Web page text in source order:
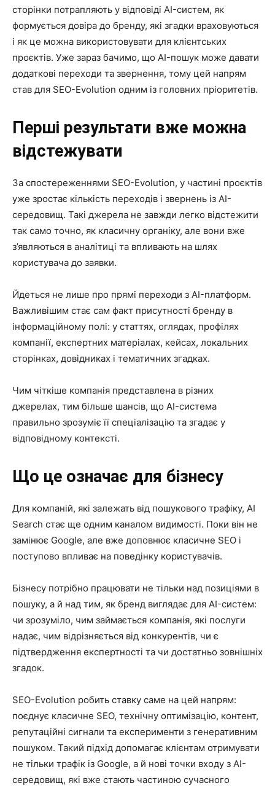
сторінки потрапляють у відповіді AI-систем, як
формується довіра до бренду, які згадки враховуються
і як це можна використовувати для клієнтських
проєктів. Уже зараз бачимо, що AI-пошук може давати
додаткові переходи та звернення, тому цей напрям
став для SEO-Evolution одним із головних пріоритетів.
Перші результати вже можна
відстежувати
За спостереженнями SEO-Evolution, у частині проєктів
уже зростає кількість переходів і звернень із AI-
середовищ. Такі джерела не завжди легко відстежити
так само точно, як класичну органіку, але вони вже
з’являються в аналітиці та впливають на шлях
користувача до заявки.
Йдеться не лише про прямі переходи з AI-платформ.
Важливішим стає сам факт присутності бренду в
інформаційному полі: у статтях, оглядах, профілях
компанії, експертних матеріалах, кейсах, локальних
сторінках, довідниках і тематичних згадках.
Чим чіткіше компанія представлена в різних
джерелах, тим більше шансів, що AI-система
правильно зрозуміє її спеціалізацію та згадає у
відповідному контексті.
Що це означає для бізнесу
Для компаній, які залежать від пошукового трафіку, AI
Search стає ще одним каналом видимості. Поки він не
замінює Google, але вже доповнює класичне SEO і
поступово впливає на поведінку користувачів.
Бізнесу потрібно працювати не тільки над позиціями в
пошуку, а й над тим, як бренд виглядає для AI-систем:
чи зрозуміло, чим займається компанія, які послуги
надає, чим відрізняється від конкурентів, чи є
підтвердження експертності та чи достатньо зовнішніх
згадок.
SEO-Evolution робить ставку саме на цей напрям:
поєднує класичне SEO, технічну оптимізацію, контент,
репутаційні сигнали та експерименти з генеративним
пошуком. Такий підхід допомагає клієнтам отримувати
не тільки трафік із Google, а й нові точки входу з AI-
середовищ, які вже стають частиною сучасного